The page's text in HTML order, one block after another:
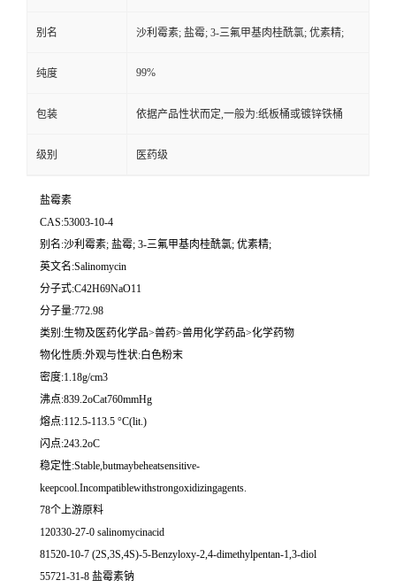
别名 沙利霉素; 盐霉; 3-三氟甲基肉桂酰氯; 优素精;
纯度 99%
包装 依据产品性状而定,一般为:纸板桶或镀锌铁桶
级别 医药级
盐霉素
CAS:53003-10-4
别名:沙利霉素; 盐霉; 3-三氟甲基肉桂酰氯; 优素精;
英文名:Salinomycin
分子式:C42H69NaO11
分子量:772.98
类别:生物及医药化学品>兽药>兽用化学药品>化学药物
物化性质:外观与性状:白色粉末
密度:1.18g/cm3
沸点:839.2oCat760mmHg
熔点:112.5-113.5 °C(lit.)
闪点:243.2oC
稳定性:Stable,butmaybeheatsensitive-
keepcool.Incompatiblewithstrongoxidizingagents.
78个上游原料
120330-27-0 salinomycinacid
81520-10-7 (2S,3S,4S)-5-Benzyloxy-2,4-dimethylpentan-1,3-diol
55721-31-8 盐霉素钠